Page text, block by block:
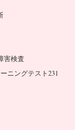
害検査
ニングテスト231